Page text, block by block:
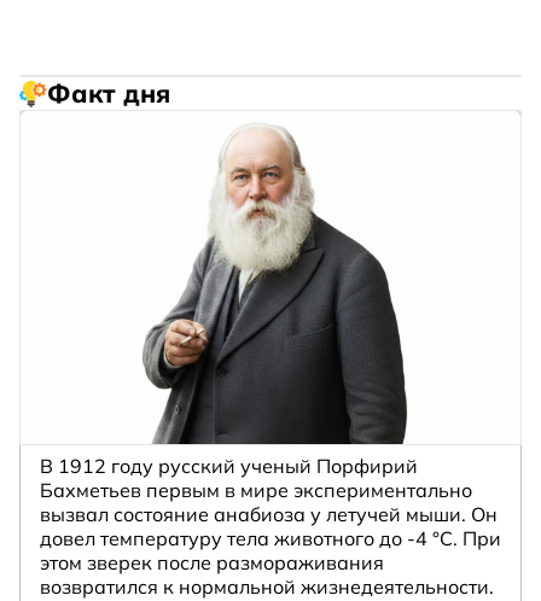
Факт дня
В 1912 году русский ученый Порфирий
Бахметьев первым в мире экспериментально
вызвал состояние анабиоза у летучей мыши. Он
довел температуру тела животного до -4 °C. При
этом зверек после размораживания
возвратился к нормальной жизнедеятельности.